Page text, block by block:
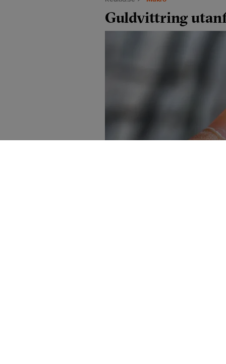
Guldvittring